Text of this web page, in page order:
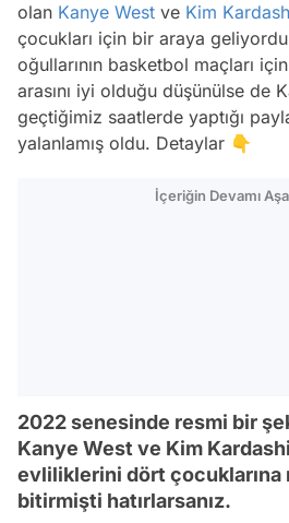
olan Kanye West ve Kim
çocukları için bir araya
oğullarının basketbol maçları
arasını iyi olduğu düşünülse de
geçtiğimiz saatlerde yaptığı
yalanlamış oldu. Detaylar 👇
İçeriğin Devamı
2022 senesinde resmi bir
Kanye West ve Kim
evliliklerini dört çocuklarına
bitirmişti hatırlarsanız.